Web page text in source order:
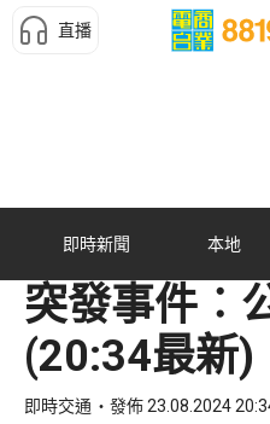
直播
即時新聞 本地
突發事件︰
(20:34最新)
即時交通 發佈 23.08.2024